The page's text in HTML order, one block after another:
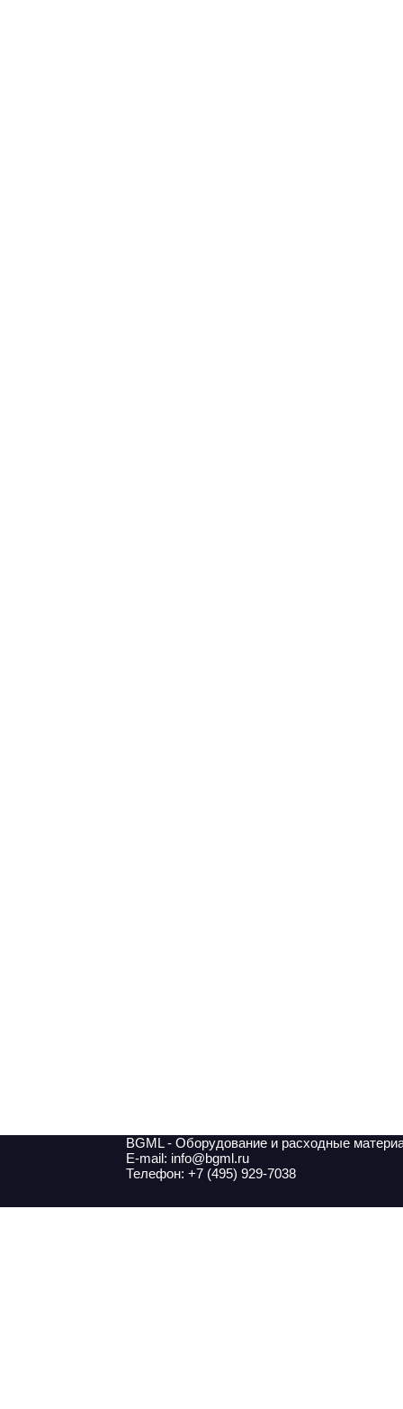
BGML - Оборудование и расходные
E-mail: info@bgml.ru
Телефон: +7 (495) 929-7038